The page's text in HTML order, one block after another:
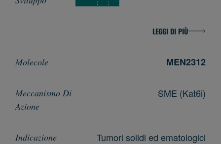
LEGGI DI PIÙ
MEN2312
SME (Kat6i)
Tumori solidi ed ematologici